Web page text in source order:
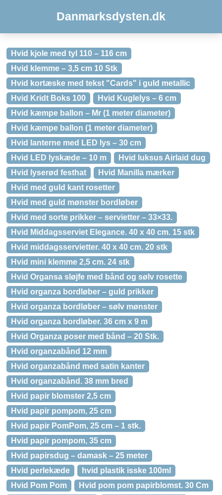
Danmarksdysten.dk
Hvid kjole med tyl 110 – 116 cm
Hvid klemme – 3,5 cm 10 Stk
Hvid kortæske med tekst "Cards" i guld metallic
Hvid Kridt Boks 100
Hvid Kuglelys – 6 cm
Hvid kæmpe ballon – Mr (1 meter diameter)
Hvid kæmpe ballon (1 meter diameter)
Hvid lanterne med LED lys – 30 cm
Hvid LED lyskæde – 10 m
Hvid luksus Airlaid dug
Hvid lyserød festhat
Hvid Manilla mærker
Hvid med guld kant rosetter
Hvid med guld mønster bordløber
Hvid med sorte prikker – servietter – 33×33.
Hvid Middagsserviet Elegance. 40 x 40 cm. 15 stk
Hvid middagsservietter. 40 x 40 cm. 20 stk
Hvid mini klemme 2,5 cm. 24 stk
Hvid Organsa sløjfe med bånd og sølv rosette
Hvid organza bordløber – guld prikker
Hvid organza bordløber – sølv mønster
Hvid organza bordløber. 36 cm x 9 m
Hvid Organza poser med bånd – 20 Stk.
Hvid organzabånd 12 mm
Hvid organzabånd med satin kanter
Hvid organzabånd. 38 mm bred
Hvid papir blomster 2,5 cm
Hvid papir pompom, 25 cm
Hvid papir PomPom, 25 cm – 1 stk.
Hvid papir pompom, 35 cm
Hvid papirsdug – damask – 25 meter
Hvid perlekæde
hvid plastik isske 100ml
Hvid Pom Pom
Hvid pom pom papirblomst. 30 Cm